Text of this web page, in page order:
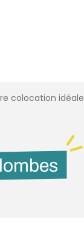
colocation idéale